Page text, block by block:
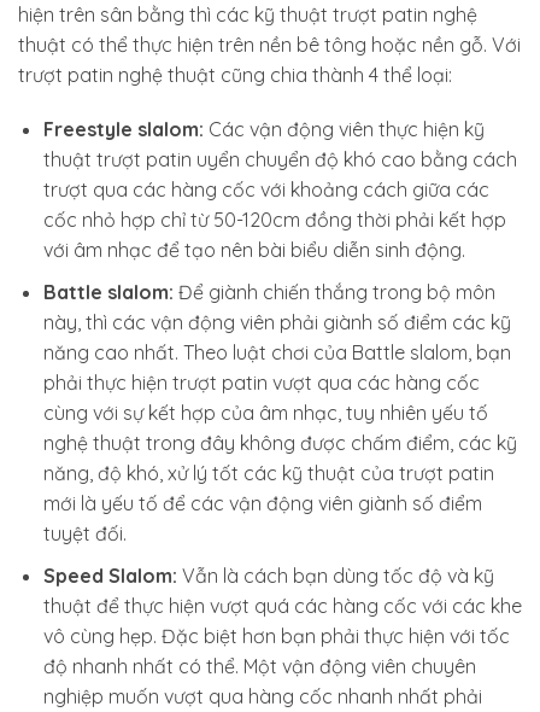
hiện trên sân bằng thì các kỹ thuật trượt patin nghệ
thuật có thể thực hiện trên nền bê tông hoặc nền gỗ. Với
trượt patin nghệ thuật cũng chia thành 4 thể loại:
Freestyle slalom: Các vận động viên thực hiện kỹ
thuật trượt patin uyển chuyển độ khó cao bằng cách
trượt qua các hàng cốc với khoảng cách giữa các
cốc nhỏ hợp chỉ từ 50-120cm đồng thời phải kết hợp
với âm nhạc để tạo nên bài biểu diễn sinh động.
Battle slalom: Để giành chiến thắng trong bộ môn
này, thì các vận động viên phải giành số điểm các kỹ
năng cao nhất. Theo luật chơi của Battle slalom, bạn
phải thực hiện trượt patin vượt qua các hàng cốc
cùng với sự kết hợp của âm nhạc, tuy nhiên yếu tố
nghệ thuật trong đây không được chấm điểm, các kỹ
năng, độ khó, xử lý tốt các kỹ thuật của trượt patin
mới là yếu tố để các vận động viên giành số điểm
tuyệt đối.
Speed Slalom: Vẫn là cách bạn dùng tốc độ và kỹ
thuật để thực hiện vượt quá các hàng cốc với các khe
vô cùng hẹp. Đặc biệt hơn bạn phải thực hiện với tốc
độ nhanh nhất có thể. Một vận động viên chuyên
nghiệp muốn vượt qua hàng cốc nhanh nhất phải